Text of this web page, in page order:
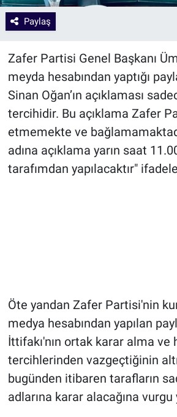
Paylaş
Zafer Partisi Genel Başkanı
meyda hesabından yaptığı
Sinan Oğan’ın açıklaması
tercihidir. Bu açıklama Zafer
etmemekte ve
adına açıklama yarın saat
tarafımdan yapılacaktır"
Öte yandan Zafer Partisi'nin
medya hesabından yapılan
İttifakı'nın ortak karar alma ve
tercihlerinden vazgeçtiğinin
bugünden itibaren tarafların
adlarına karar alacağına vurgu